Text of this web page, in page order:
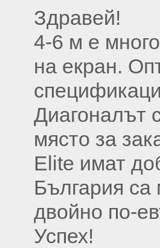
Здравей!
4-6 м е
на екран.
Диагоналът
място за
Elite имат
България са
двойно по-
Успех!